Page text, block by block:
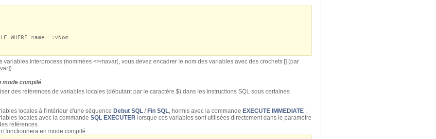
WHERE name= :vNom
variables interprocess (nommées <>mavar), vous devez encadrer le nom des variables avec des crochets [] (par
mode compilé
des références de variables locales (débutant par le caractère $) dans les instructions SQL sous certaines
locales à l'intérieur d'une séquence Debut SQL /Fin SQL , hormis avec la commande EXECUTE IMMEDIATE ;
locales avec la commande SQL EXECUTER lorsque ces variables sont utilisées directement dans le paramètre
références.
fonctionnera en mode compilé :